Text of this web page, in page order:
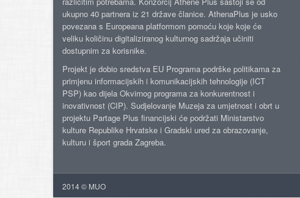
ukupno 40 partnera iz 21 države članice. AthenaPlus je usko
povezana s Europeana platformom pomoću koje koje će
veliku količinu digitaliziranog kulturnog sadržaja učiniti
dostupnim za korisnike.
Projekt je dobio sredstva EU Programa podrške politikama za
primjenu informacijskih i komunikacijskih tehnologije (ICT
PSP) kao dijela Okvirnog programa za konkurentnost i
inovativnost (CIP). Sudjelovanje Muzeja za umjetnost i obrt u
projektu Partage Plus financijski će podržati Ministarstvo
kulture Republike Hrvatske i Gradski ured za obrazovanje,
kulturu i šport grada Zagreba.
2014 © MUO